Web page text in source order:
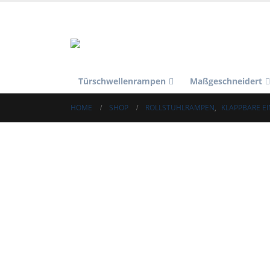
Türschwellenrampen Maßgeschneidert
HOME SHOP ROLLSTUHLRAMPEN, KLAPPBARE